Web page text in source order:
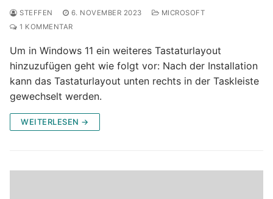
STEFFEN 6. NOVEMBER 2023
MICROSOFT
1 KOMMENTAR
Um in Windows 11 ein weiteres Tastaturlayout
hinzuzufügen geht wie folgt vor: Nach der Installation
kann das Tastaturlayout unten rechts in der Taskleiste
gewechselt werden.
WEITERLESEN →